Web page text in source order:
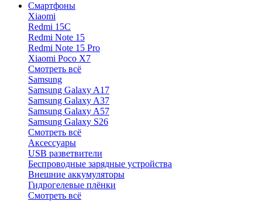
Смартфоны
Xiaomi
Redmi 15C
Redmi Note 15
Redmi Note 15 Pro
Xiaomi Poco X7
Смотреть всё
Samsung
Samsung Galaxy A17
Samsung Galaxy A37
Samsung Galaxy A57
Samsung Galaxy S26
Смотреть всё
Аксессуары
USB разветвители
Беспроводные зарядные устройства
Внешние аккумуляторы
Гидрогелевые плёнки
Смотреть всё